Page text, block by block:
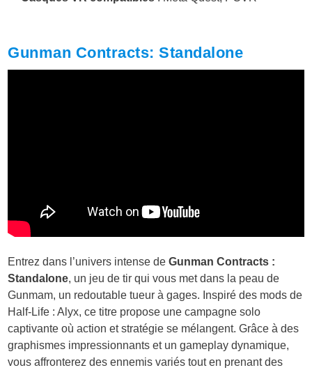
Gunman Contracts: Standalone
Entrez dans l’univers intense deGunman Contracts :
Standalone, un jeu de tir qui vous met dans la peau de
Gunmam, un redoutable tueur à gages. Inspiré des mods de
Half-Life : Alyx, ce titre propose une campagne solo
captivante où action et stratégie se mélangent. Grâce à des
graphismes impressionnants et un gameplay dynamique,
vous affronterez des ennemis variés tout en prenant des